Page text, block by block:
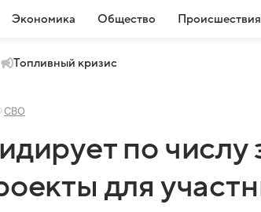
Экономика Общество Происшествия
Топливный кризис
СВО
по числу
для